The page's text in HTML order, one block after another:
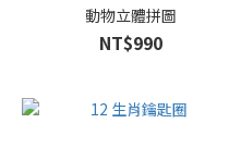
動物立體拼圖
NT$990